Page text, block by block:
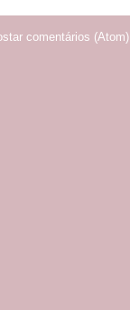
comentários (Atom)